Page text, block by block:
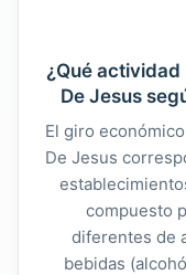
¿Qué
De Jesus
El giro
De Jesus
compuesto
diferentes de
bebidas